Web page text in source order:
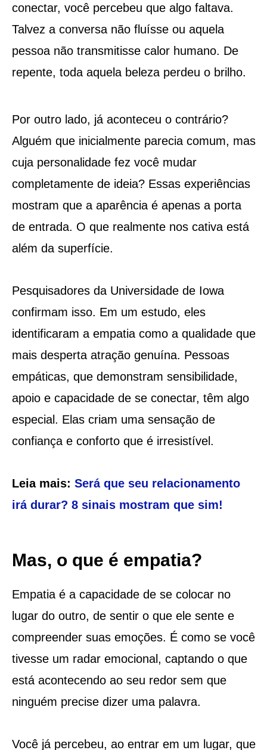
conectar, você percebeu que algo faltava.
Talvez a conversa não fluísse ou aquela
pessoa não transmitisse calor humano. De
repente, toda aquela beleza perdeu o brilho.
Por outro lado, já aconteceu o contrário?
Alguém que inicialmente parecia comum, mas
cuja personalidade fez você mudar
completamente de ideia? Essas experiências
mostram que a aparência é apenas a porta
de entrada. O que realmente nos cativa está
além da superfície.
Pesquisadores da Universidade de Iowa
confirmam isso. Em um estudo, eles
identificaram a empatia como a qualidade que
mais desperta atração genuína. Pessoas
empáticas, que demonstram sensibilidade,
apoio e capacidade de se conectar, têm algo
especial. Elas criam uma sensação de
confiança e conforto que é irresistível.
Leia mais: Será que seu relacionamento
irá durar? 8 sinais mostram que sim!
Mas, o que é empatia?
Empatia é a capacidade de se colocar no
lugar do outro, de sentir o que ele sente e
compreender suas emoções. É como se você
tivesse um radar emocional, captando o que
está acontecendo ao seu redor sem que
ninguém precise dizer uma palavra.
Você já percebeu, ao entrar em um lugar, que